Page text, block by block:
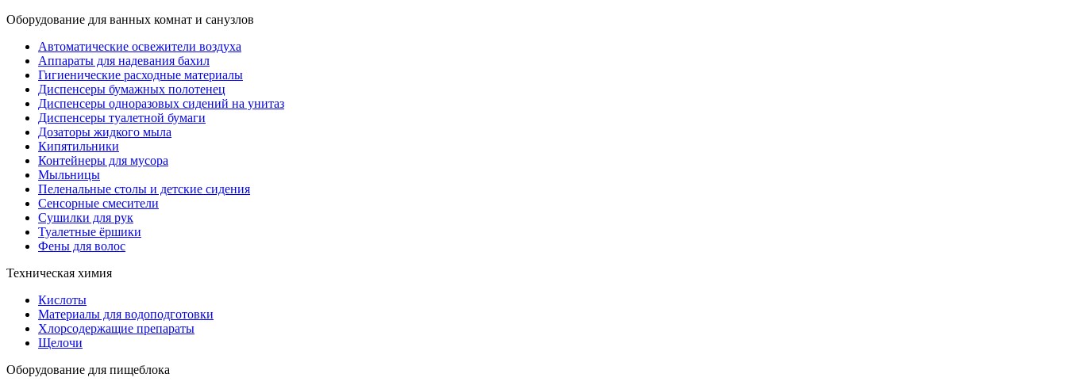
Оборудование для ванных комнат и санузлов
Автоматические освежители воздуха
Аппараты для надевания бахил
Гигиенические расходные материалы
Диспенсеры бумажных полотенец
Диспенсеры одноразовых сидений на унитаз
Диспенсеры туалетной бумаги
Дозаторы жидкого мыла
Кипятильники
Контейнеры для мусора
Мыльницы
Пеленальные столы и детские сидения
Сенсорные смесители
Сушилки для рук
Туалетные ёршики
Фены для волос
Техническая химия
Кислоты
Материалы для водоподготовки
Хлорсодержащие препараты
Щелочи
Оборудование для пищеблока